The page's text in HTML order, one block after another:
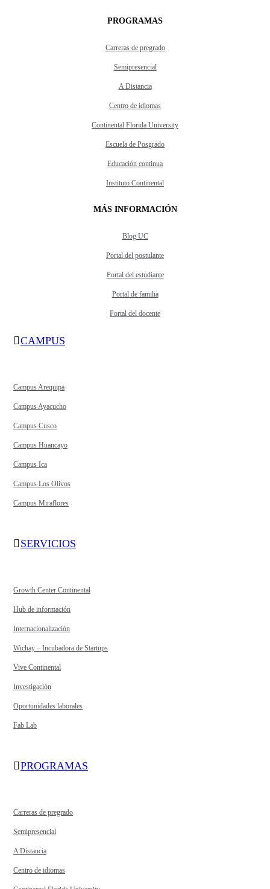
PROGRAMAS
Carreras de pregrado
Semipresencial
A Distancia
Centro de idiomas
Continental Florida University
Escuela de Posgrado
Educación continua
Instituto Continental
MÁS INFORMACIÓN
Blog UC
Portal del postulante
Portal del estudiante
Portal de familia
Portal del docente
CAMPUS
Campus Arequipa
Campus Ayacucho
Campus Cusco
Campus Huancayo
Campus Ica
Campus Los Olivos
Campus Miraflores
SERVICIOS
Growth Center Continental
Hub de información
Internacionalización
Wichay – Incubadora de Startups
Vive Continental
Investigación
Oportunidades laborales
Fab Lab
PROGRAMAS
Carreras de pregrado
Semipresencial
A Distancia
Centro de idiomas